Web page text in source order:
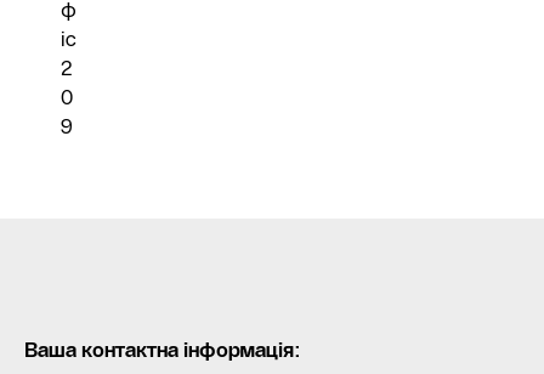
ф
іс
2
0
9
Ваша контактна інформація: